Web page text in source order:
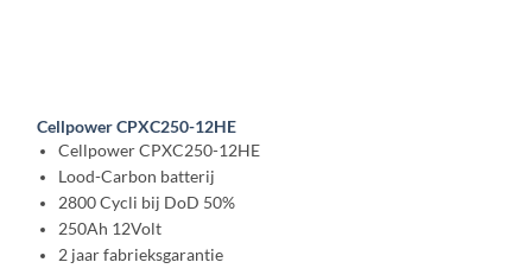
Cellpower CPXC250-12HE
Cellpower CPXC250-12HE
Lood-Carbon batterij
2800 Cycli bij DoD 50%
250Ah 12Volt
2 jaar fabrieksgarantie